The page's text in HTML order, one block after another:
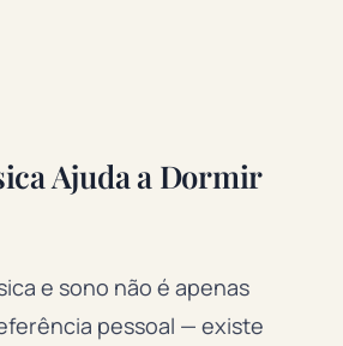
Ajuda a Dormir
e sono não é apenas
pessoal — existe